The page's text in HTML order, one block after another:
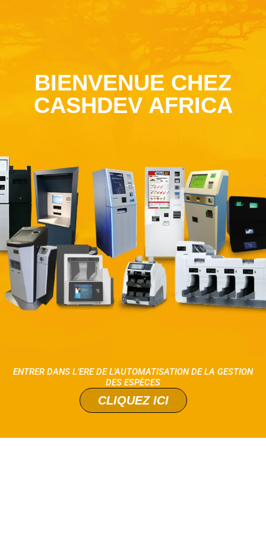
BIENVENUE CHEZ
CASHDEV AFRICA
ENTRER DANS L’ERE DE L'AUTOMATISATION DE LA GESTION
DES ESPÈCES
CLIQUEZ ICI